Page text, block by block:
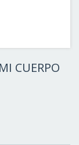
CUERPO